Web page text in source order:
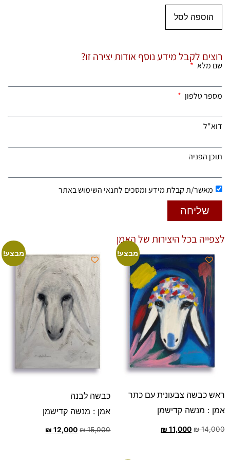
הוספה לסל
רוצים לקבל מידע נוסף אודות יצירה זו?
שם מלא
מספר טלפון
דוא"ל
תוכן הפניה
מאשר/ת קבלת מידע ומסכים לתנאי השימוש באתר
שליחה
לצפייה בכל היצירות של האמן
מבצע!
ראש כבשה צבעונית עם כתר
אמן : מנשה קדישמן
₪14,000
₪ 11,000
מבצע!
כבשה לבנה
אמן : מנשה קדישמן
₪15,000
₪ 12,000